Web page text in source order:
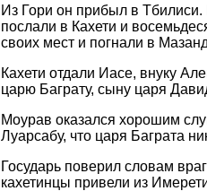
Из Гори он прибыл в
послали в Кахети и
своих мест и погнали в
Кахети отдали Иасе, внуку
царю Баграту, сыну царя
Моурав оказался хорошим
Луарсабу, что царя Баграта
Государь поверил словам
кахетинцы привели из